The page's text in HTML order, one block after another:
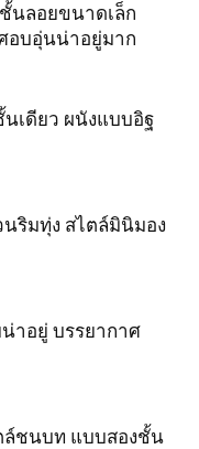
นลอยขนาดเล็ก
อบอุ่นน่าอยู่มาก
เดียว ผนังแบบอิฐ
ริมทุ่ง สไตล์มินิมอง
าอยู่ บรรยากาศ
ล์ชนบท แบบสองชั้น